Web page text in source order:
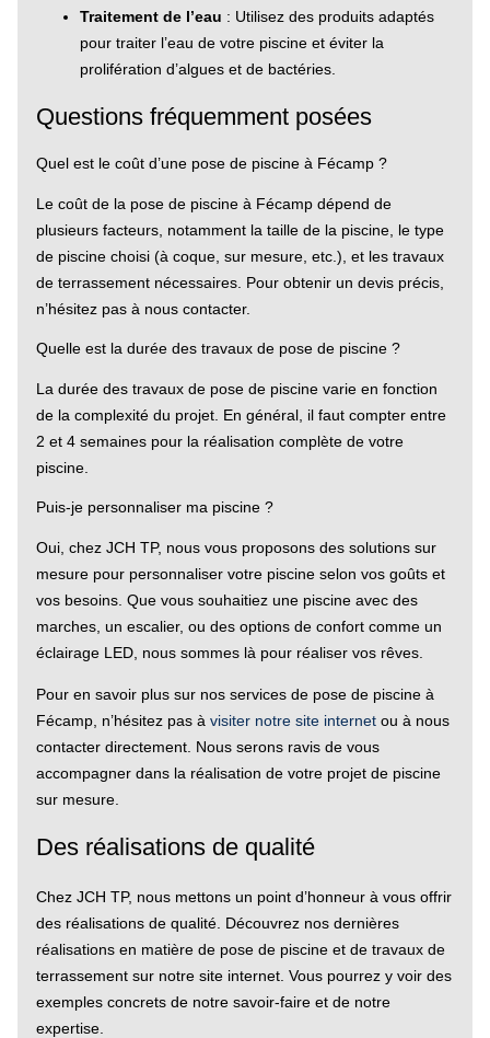
Traitement de l’eau : Utilisez des produits adaptés
pour traiter l’eau de votre piscine et éviter la
prolifération d’algues et de bactéries.
Questions fréquemment posées
Quel est le coût d’une pose de piscine à Fécamp ?
Le coût de la pose de piscine à Fécamp dépend de
plusieurs facteurs, notamment la taille de la piscine, le type
de piscine choisi (à coque, sur mesure, etc.), et les travaux
de terrassement nécessaires. Pour obtenir un devis précis,
n’hésitez pas à nous contacter.
Quelle est la durée des travaux de pose de piscine ?
La durée des travaux de pose de piscine varie en fonction
de la complexité du projet. En général, il faut compter entre
2 et 4 semaines pour la réalisation complète de votre
piscine.
Puis-je personnaliser ma piscine ?
Oui, chez JCH TP, nous vous proposons des solutions sur
mesure pour personnaliser votre piscine selon vos goûts et
vos besoins. Que vous souhaitiez une piscine avec des
marches, un escalier, ou des options de confort comme un
éclairage LED, nous sommes là pour réaliser vos rêves.
Pour en savoir plus sur nos services de pose de piscine à
Fécamp, n’hésitez pas à visiter notre site internetou à nous
contacter directement. Nous serons ravis de vous
accompagner dans la réalisation de votre projet de piscine
sur mesure.
Des réalisations de qualité
Chez JCH TP, nous mettons un point d’honneur à vous offrir
des réalisations de qualité. Découvrez nos dernières
réalisations en matière de pose de piscine et de travaux de
terrassement sur notre site internet. Vous pourrez y voir des
exemples concrets de notre savoir-faire et de notre
expertise.